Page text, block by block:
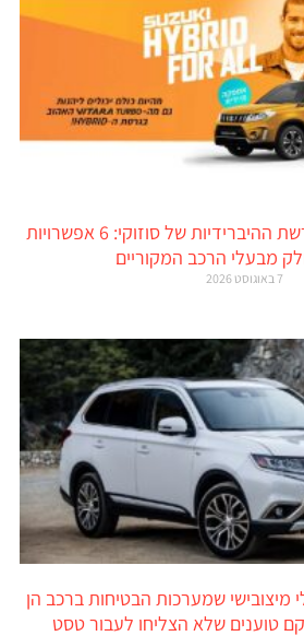
הוצג הסדר פשרה בפרשת ההיברידיות של סוזוקי: 6 אפשרויות
מבעלי הרכב המקוריים
7 באוגוסט 2026
שמערכות הבטיחות ברכב הן
טוענים שלא הצליחו לעבור טסט